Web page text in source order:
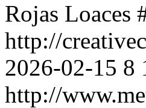
Rojas Loaces
http://
2026-02-15 8
http://